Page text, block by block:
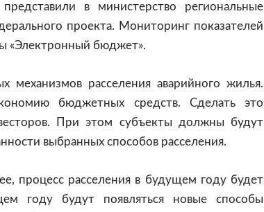
в министерство региональные
проекта. Мониторинг показателей
«Электронный бюджет».
механизмов расселения аварийного жилья.
бюджетных средств. Сделать это
При этом субъекты должны будут
выбранных способов расселения.
процесс расселения в будущем году будет
году будут появляться новые способы